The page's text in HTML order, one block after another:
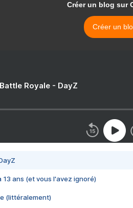
Créer un blog sur
Créer un
Royale - DayZ
13 ans (et vous l'avez ignoré)
(littéralement)